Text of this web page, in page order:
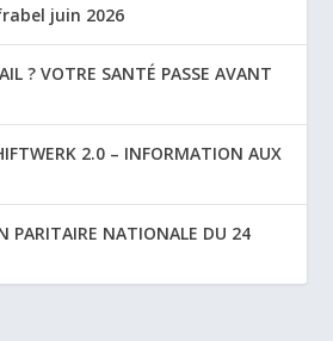
juin 2026
? VOTRE SANTÉ PASSE AVANT
2.0 – INFORMATION AUX
PARITAIRE NATIONALE DU 24